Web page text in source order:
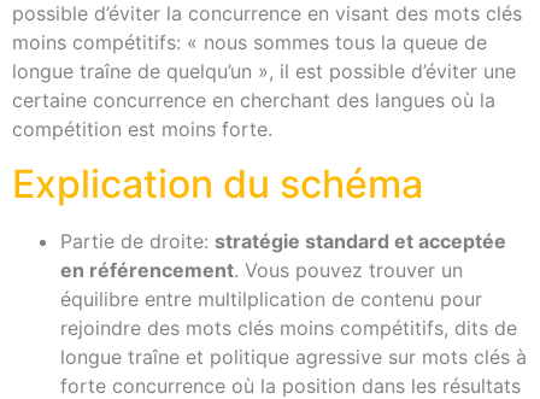
possible d’éviter la concurrence en visant des mots clés
moins compétitifs: « nous sommes tous la queue de
longue traîne de quelqu’un », il est possible d’éviter une
certaine concurrence en cherchant des langues où la
compétition est moins forte.
Explication du schéma
Partie de droite: stratégie standard et acceptée
en référencement. Vous pouvez trouver un
équilibre entre multilplication de contenu pour
rejoindre des mots clés moins compétitifs, dits de
longue traîne et politique agressive sur mots clés à
forte concurrence où la position dans les résultats